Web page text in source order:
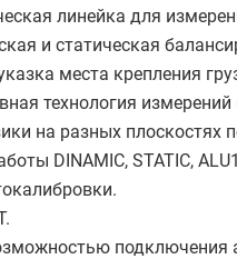
линейка для
и статическая
места крепления
технология
на разных плоскостях
DINAMIC, STATIC,
подключения